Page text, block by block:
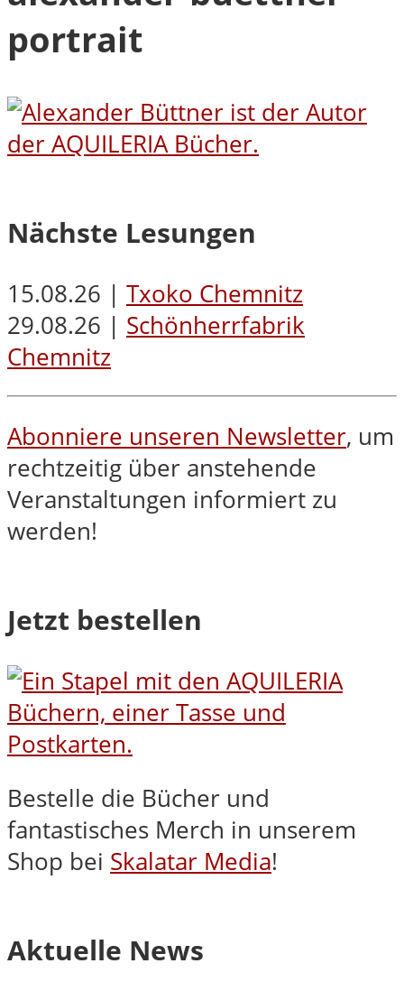
portrait
Nächste Lesungen
15.08.26 | Txoko Chemnitz
29.08.26 | Schönherrfabrik
Chemnitz
Abonniere unseren Newsletter, um
rechtzeitig über anstehende
Veranstaltungen informiert zu
werden!
Jetzt bestellen
Bestelle die Bücher und
fantastisches Merch in unserem
Shop bei Skalatar Media!
Aktuelle News